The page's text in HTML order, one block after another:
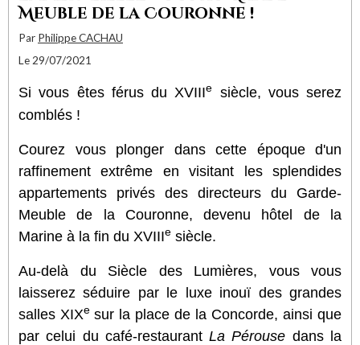
Meuble de la Couronne !
Par Philippe CACHAU
Le 29/07/2021
Si vous êtes férus du XVIIIe
siècle, vous serez
comblés !
Courez vous plonger dans cette époque d'un
raffinement extrême en visitant les splendides
appartements privés des directeurs du Garde-
Meuble de la Couronne, devenu hôtel de la
Marine à la fin du XVIIIe siècle.
Au-delà du Siècle des Lumières, vous vous
laisserez séduire par le luxe inouï des grandes
salles XIXe sur la place de la Concorde, ainsi que
par celui du café-restaurantLa Pérouse dans la